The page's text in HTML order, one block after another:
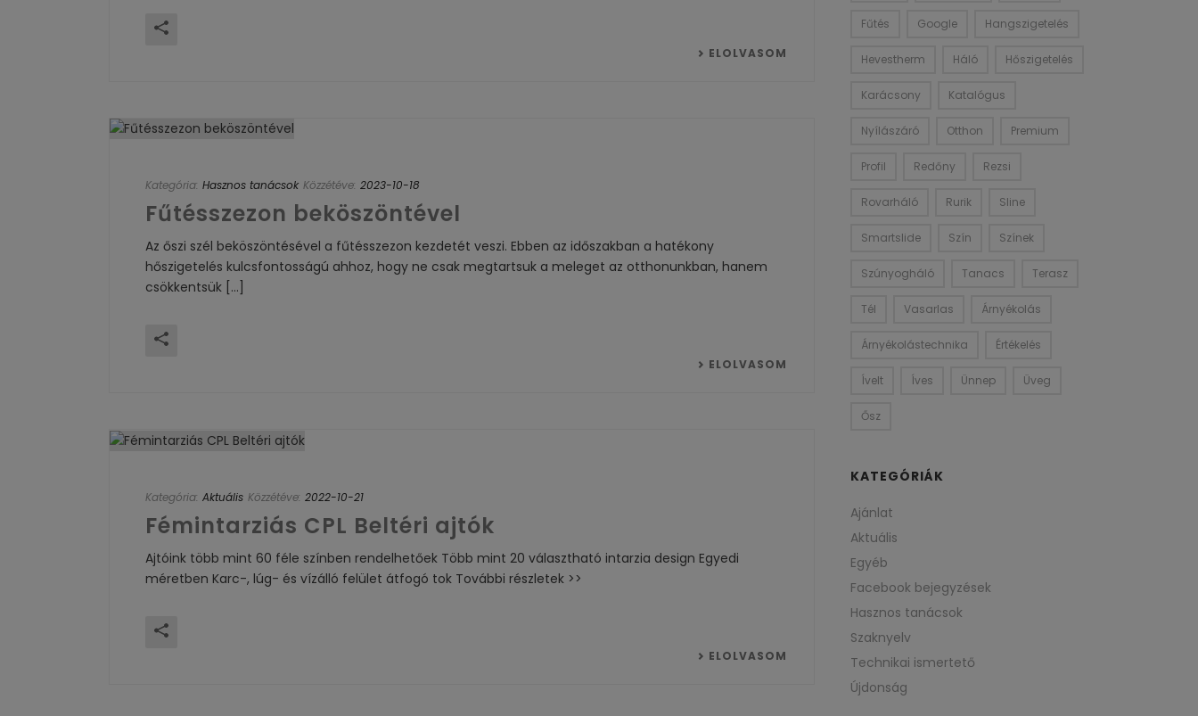
ELOLVASOM
Kategória: Hasznos tanácsok Közzétéve: 2023-10-18
Fűtésszezon beköszöntével
Az őszi szél beköszöntésével a fűtésszezon kezdetét veszi. Ebben az időszakban a hatékony
hőszigetelés kulcsfontosságú ahhoz, hogy ne csak megtartsuk a meleget az otthonunkban, hanem
csökkentsük [...]
ELOLVASOM
Kategória: Aktuális Közzétéve: 2022-10-21
Fémintarziás CPL Beltéri ajtók
Ajtóink több mint 60 féle színben rendelhetőek Több mint 20 választható intarzia design Egyedi
méretben Karc-, lúg- és vízálló felület átfogó tok További részletek >>
ELOLVASOM
Fűtés Google Hangszigetelés
Hevestherm Háló Hőszigetelés
Karácsony Katalógus
Nyílászáró Otthon Premium
Profil Redőny Rezsi
Rovarháló Rurik Sline
Smartslide Szín Színek
Szúnyogháló Tanacs Terasz
Tél Vasarlas Árnyékolás
Árnyékolástechnika Értékelés
Ívelt Íves Ünnep Üveg
Ősz
KATEGÓRIÁK
Ajánlat
Aktuális
Egyéb
Facebook bejegyzések
Hasznos tanácsok
Szaknyelv
Technikai ismertető
Újdonság